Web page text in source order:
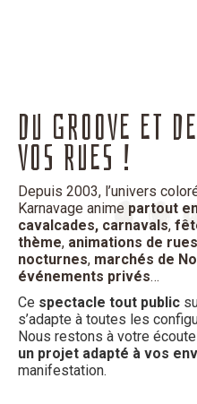
DU GROOVE ET
VOS RUES !
Depuis 2003, l’univers
Karnavage anime partout
cavalcades, carnavals,
thème, animations de rues
nocturnes, marchés de
événements privés…
Ce spectacle tout public
s’adapte à toutes les
Nous restons à votre écoute
un projet adapté à vos
manifestation.